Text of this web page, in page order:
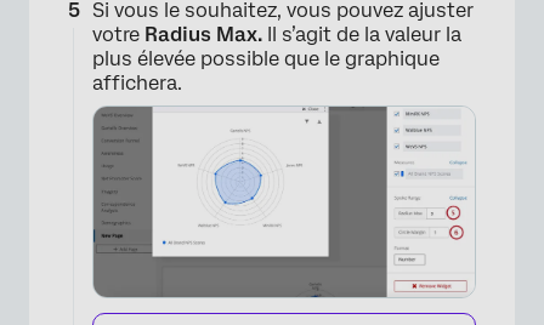
Si vous le souhaitez, vous pouvez ajuster
votre Radius Max. Il s’agit de la valeur la
plus élevée possible que le graphique
affichera.